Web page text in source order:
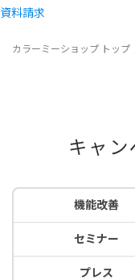
資料請求
カラーミーショップ トップ
キャ
機能改善
セミナー
プレス